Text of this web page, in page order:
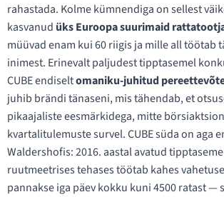
rahastada. Kolme kümnendiga on sellest
kasvanud üks Euroopa suurimaid
müüvad enam kui 60 riigis ja mille all töötab
inimest. Erinevalt paljudest tipptasemel
CUBE endiseltomaniku-juhitud
juhib brändi tänaseni, mis tähendab, et
pikaajaliste eesmärkidega, mitte
kvartalitulemuste survel. CUBE süda on aga
Waldershofis: 2016. aastal avatud
ruutmeetrises tehases töötab kahes
pannakse iga päev kokku kuni 4500 ratast —